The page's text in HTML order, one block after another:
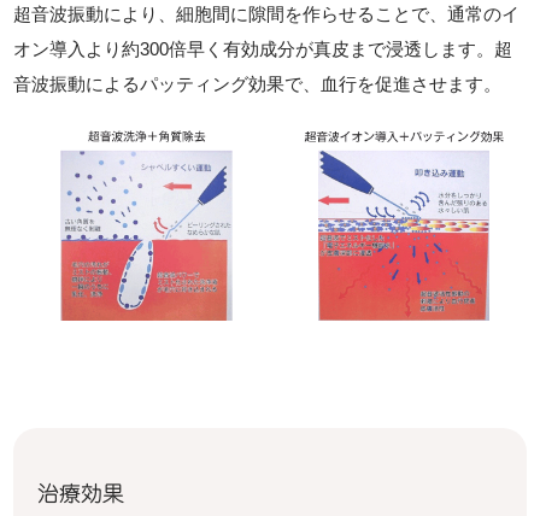
超音波振動により、細胞間に隙間を作らせることで、通常のイ
オン導入より約300倍早く有効成分が真皮まで浸透します。超
音波振動によるパッティング効果で、血行を促進させます。
治療効果